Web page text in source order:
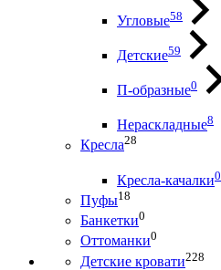
Угловые58
Детские59
П-образные0
Нераскладные8
Кресла28
Кресла-качалки0
Пуфы18
Банкетки0
Оттоманки0
Детские кровати228